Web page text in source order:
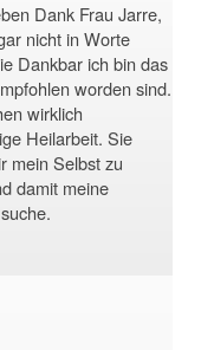
Dank Frau Jarre,
nicht in Worte
Dankbar ich bin das
worden sind.
wirklich
Heilarbeit. Sie
mein Selbst zu
damit meine